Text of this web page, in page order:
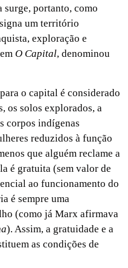
surge, portanto, como
um território
exploração e
O Capital, denominou
o capital é considerado
os solos explorados, a
corpos indígenas
reduzidos à função
que alguém reclame a
é gratuita (sem valor de
ao funcionamento do
é sempre uma
(como já Marx afirmava
). Assim, a gratuidade e a
as condições de